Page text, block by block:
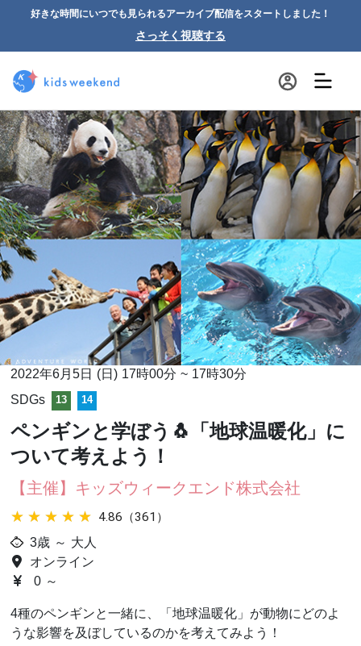
好きな時間にいつでも見られるアーカイブ配信をスタートしました！
さっそく視聴する
2022年6月5日 (日) 17時00分 ~ 17時30分
SDGs
13 14
ペンギンと学ぼう🐧「地球温暖化」に
ついて考えよう！
【主催】キッズウィークエンド株式会社
★★★★★
★★★★★ 4.86（361）
3歳 ～ 大人
オンライン
0 ～
4種のペンギンと一緒に、「地球温暖化」が動物にどのよ
うな影響を及ぼしているのかを考えてみよう！